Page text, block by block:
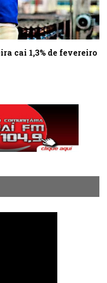
cai 1,3% de fevereiro